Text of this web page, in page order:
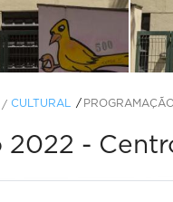
/ CULTURAL
2022 -